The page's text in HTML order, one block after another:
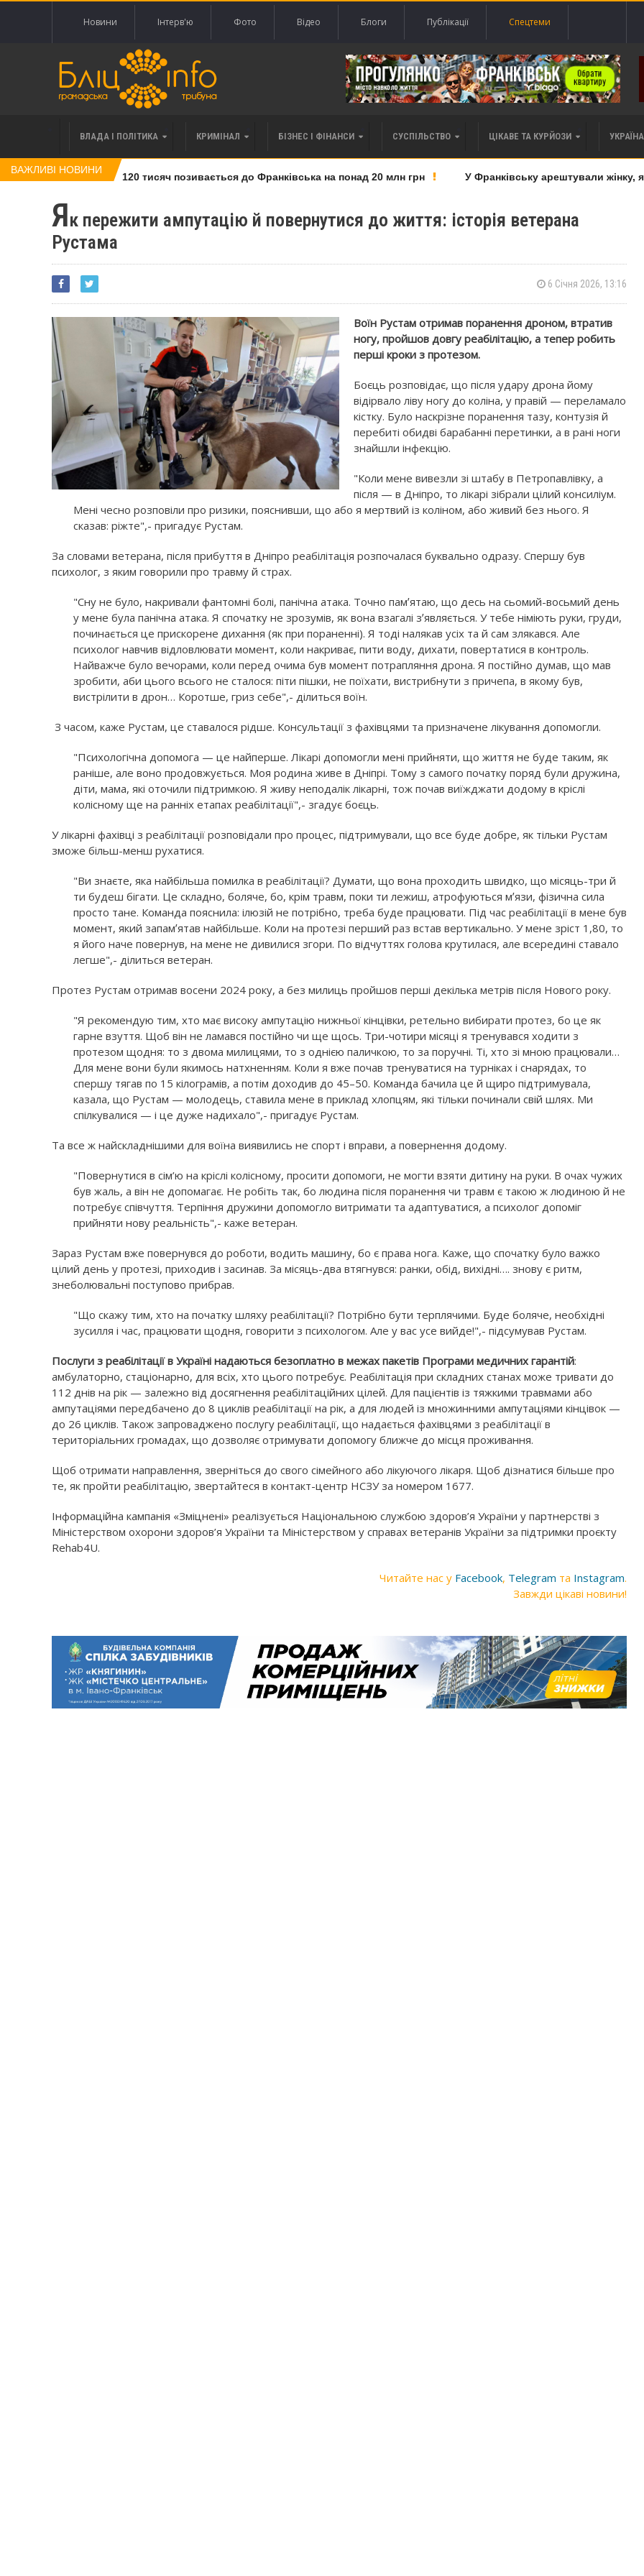
Новини Інтерв'ю Фото Відео Блоги Публікації Спецтеми
ВЛАДА І ПОЛІТИКА КРИМІНАЛ БІЗНЕС І ФІНАНСИ СУСПІЛЬСТВО ЦІКАВЕ ТА КУРЙОЗИ
ВАЖЛИВІ НОВИНИ
права вимоги за 120 тисяч позивається до Франківська на понад 20 млн грн У Франківську арештували жінку,
Як пережити ампутацію й повернутися до життя: історія ветерана
Рустама
6 Січня 2026, 13:16
Воїн Рустам отримав поранення дроном, втратив
ногу, пройшов довгу реабілітацію, а тепер робить
перші кроки з протезом.
Боєць розповідає, що після удару дрона йому
відірвало ліву ногу до коліна, у правій — переламало
кістку. Було наскрізне поранення тазу, контузія й
перебиті обидві барабанні перетинки, а в рані ноги
знайшли інфекцію.
"Коли мене вивезли зі штабу в Петропавлівку, а
після — в Дніпро, то лікарі зібрали цілий консиліум.
Мені чесно розповіли про ризики, пояснивши, що або я мертвий із коліном, або живий без нього. Я
сказав: ріжте",- пригадує Рустам.
За словами ветерана, після прибуття в Дніпро реабілітація розпочалася буквально одразу. Спершу був
психолог, з яким говорили про травму й страх.
"Сну не було, накривали фантомні болі, панічна атака. Точно памʼятаю, що десь на сьомий-восьмий день
у мене була панічна атака. Я спочатку не зрозумів, як вона взагалі зʼявляється. У тебе німіють руки, груди,
починається це прискорене дихання (як при пораненні). Я тоді налякав усіх та й сам злякався. Але
психолог навчив відловлювати момент, коли накриває, пити воду, дихати, повертатися в контроль.
Найважче було вечорами, коли перед очима був момент потрапляння дрона. Я постійно думав, що мав
зробити, аби цього всього не сталося: піти пішки, не поїхати, вистрибнути з причепа, в якому був,
вистрілити в дрон… Коротше, гриз себе",- ділиться воїн.
З часом, каже Рустам, це ставалося рідше. Консультації з фахівцями та призначене лікування допомогли.
"Психологічна допомога — це найперше. Лікарі допомогли мені прийняти, що життя не буде таким, як
раніше, але воно продовжується. Моя родина живе в Дніпрі. Тому з самого початку поряд були дружина,
діти, мама, які оточили підтримкою. Я живу неподалік лікарні, тож почав виїжджати додому в кріслі
колісному ще на ранніх етапах реабілітації",- згадує боєць.
У лікарні фахівці з реабілітації розповідали про процес, підтримували, що все буде добре, як тільки Рустам
зможе більш-менш рухатися.
"Ви знаєте, яка найбільша помилка в реабілітації? Думати, що вона проходить швидко, що місяць-три й
ти будеш бігати. Це складно, боляче, бо, крім травм, поки ти лежиш, атрофуються мʼязи, фізична сила
просто тане. Команда пояснила: ілюзій не потрібно, треба буде працювати. Під час реабілітації в мене був
момент, який запамʼятав найбільше. Коли на протезі перший раз встав вертикально. У мене зріст 1,80, то
я його наче повернув, на мене не дивилися згори. По відчуттях голова крутилася, але всередині ставало
легше",- ділиться ветеран.
Протез Рустам отримав восени 2024 року, а без милиць пройшов перші декілька метрів після Нового року.
"Я рекомендую тим, хто має високу ампутацію нижньої кінцівки, ретельно вибирати протез, бо це як
гарне взуття. Щоб він не ламався постійно чи ще щось. Три-чотири місяці я тренувався ходити з
протезом щодня: то з двома милицями, то з однією паличкою, то за поручні. Ті, хто зі мною працювали…
Для мене вони були якимось натхненням. Коли я вже почав тренуватися на турніках і снарядах, то
спершу тягав по 15 кілограмів, а потім доходив до 45–50. Команда бачила це й щиро підтримувала,
казала, що Рустам — молодець, ставила мене в приклад хлопцям, які тільки починали свій шлях. Ми
спілкувалися — і це дуже надихало",- пригадує Рустам.
Та все ж найскладнішими для воїна виявились не спорт і вправи, а повернення додому.
"Повернутися в сім’ю на кріслі колісному, просити допомоги, не могти взяти дитину на руки. В очах чужих
був жаль, а він не допомагає. Не робіть так, бо людина після поранення чи травм є такою ж людиною й не
потребує співчуття. Терпіння дружини допомогло витримати та адаптуватися, а психолог допоміг
прийняти нову реальність",- каже ветеран.
Зараз Рустам вже повернувся до роботи, водить машину, бо є права нога. Каже, що спочатку було важко
цілий день у протезі, приходив і засинав. За місяць-два втягнувся: ранки, обід, вихідні…. знову є ритм,
знеболювальні поступово прибрав.
"Що скажу тим, хто на початку шляху реабілітації? Потрібно бути терплячими. Буде боляче, необхідні
зусилля і час, працювати щодня, говорити з психологом. Але у вас усе вийде!",- підсумував Рустам.
Послуги з реабілітації в Україні надаються безоплатно в межах пакетів Програми медичних гарантій:
амбулаторно, стаціонарно, для всіх, хто цього потребує. Реабілітація при складних станах може тривати до
112 днів на рік — залежно від досягнення реабілітаційних цілей. Для пацієнтів із тяжкими травмами або
ампутаціями передбачено до 8 циклів реабілітації на рік, а для людей із множинними ампутаціями кінцівок —
до 26 циклів. Також запроваджено послугу реабілітації, що надається фахівцями з реабілітації в
територіальних громадах, що дозволяє отримувати допомогу ближче до місця проживання.
Щоб отримати направлення, зверніться до свого сімейного або лікуючого лікаря. Щоб дізнатися більше про
те, як пройти реабілітацію, звертайтеся в контакт-центр НСЗУ за номером 1677.
Інформаційна кампанія «Зміцнені» реалізується Національною службою здоров’я України у партнерстві з
Міністерством охорони здоров’я України та Міністерством у справах ветеранів України за підтримки проєкту
Rehab4U.
Читайте нас у Facebook, Telegram та Instagram.
Завжди цікаві новини!